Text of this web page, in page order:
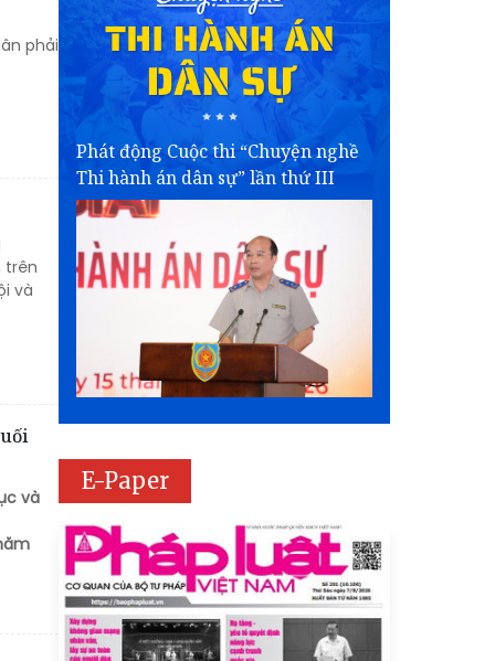
phải
trên
và
và
Phát động Cuộc thi “Chuyện nghề
Thi hành án dân sự” lần thứ III
E-Paper